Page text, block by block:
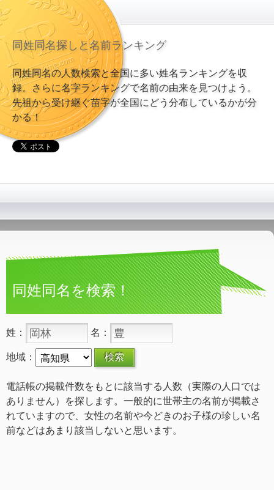
同姓同名探しと名前ランキング
同姓同名の人数検索と全国に多い姓名ランキングを収
録。さらに名字ランキングで名前の由来を見つけよう。
先祖から受け継ぐ苗字が全国にどう分布しているかが分
かる！
同姓同名を検索！
姓： 名：
地域：
電話帳の掲載件数をもとに該当する人数（実際の人口では
ありません）を探します。一般的に世帯主の名前が掲載さ
れていますので、女性の名前や今どきのお子様の珍しい名
前などはあまり該当しないと思います。